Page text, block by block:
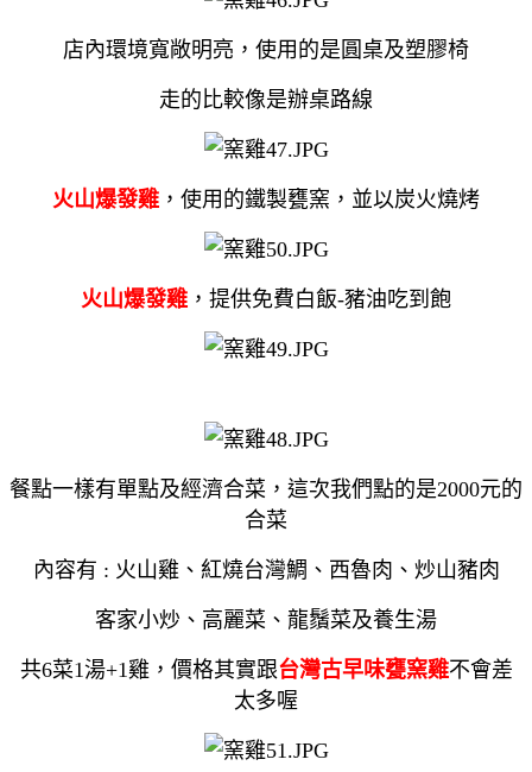
店內環境寬敞明亮，使用的是圓桌及塑膠椅
走的比較像是辦桌路線
火山爆發雞 ，使用的鐵製甕窯，並以炭火燒烤
火山爆發雞 ，提供免費白飯-豬油吃到飽
餐點一樣有單點及經濟合菜，這次我們點的是2000元的
合菜
內容有 : 火山雞、紅燒台灣鯛、西魯肉、炒山豬肉
客家小炒、高麗菜、龍鬚菜及養生湯
共6菜1湯+1雞，價格其實跟台灣古早味甕窯雞不會差
太多喔